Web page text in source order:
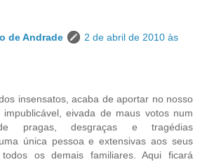
de Andrade
2 de abril de 2010 às
insensatos, acaba de aportar no nosso
impublicável, eivada de maus votos num
pragas, desgraças e tragédias
única pessoa e extensivas aos seus
os demais familiares. Aqui ficará